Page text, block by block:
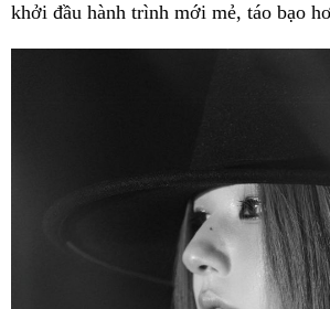
khởi đầu hành trình mới mẻ, táo bạo